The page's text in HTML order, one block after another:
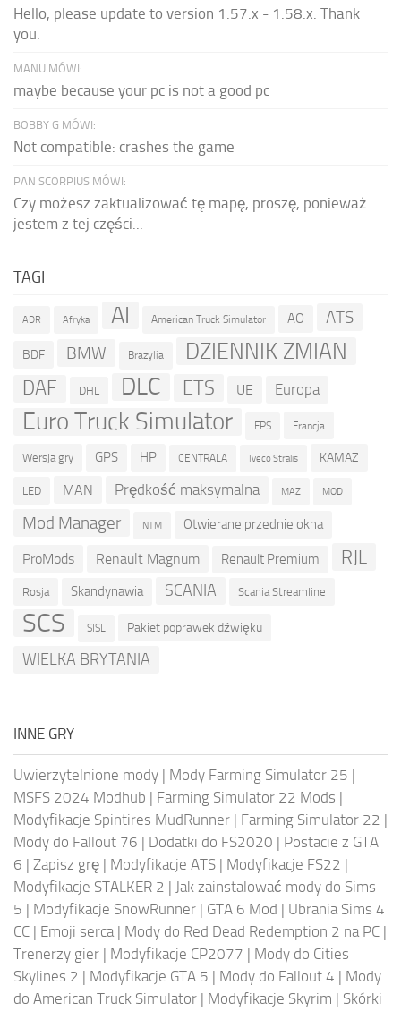
Hello, please update to version 1.57.x - 1.58.x. Thank
you.
MANU MÓWI:
maybe because your pc is not a good pc
BOBBY G MÓWI:
Not compatible: crashes the game
PAN SCORPIUS MÓWI:
Czy możesz zaktualizować tę mapę, proszę, ponieważ
jestem z tej części...
TAGI
ADR Afryka AI American Truck Simulator AO ATS
BDF BMW Brazylia DZIENNIK ZMIAN
DAF DHL DLC ETS UE Europa
Euro Truck Simulator FPS Francja
Wersja gry GPS HP CENTRALA Iveco Stralis KAMAZ
LED MAN Prędkość maksymalna MAZ MOD
Mod Manager NTM Otwierane przednie okna
ProMods Renault Magnum Renault Premium RJL
Rosja Skandynawia SCANIA Scania Streamline
SCS SISL Pakiet poprawek dźwięku
WIELKA BRYTANIA
INNE GRY
Uwierzytelnione mody | Mody Farming Simulator 25 |
MSFS 2024 Modhub | Farming Simulator 22 Mods |
Modyfikacje Spintires MudRunner | Farming Simulator 22 |
Mody do Fallout 76 | Dodatki do FS2020 | Postacie z GTA
6 | Zapisz grę | Modyfikacje ATS | Modyfikacje FS22 |
Modyfikacje STALKER 2 | Jak zainstalować mody do Sims
5 | Modyfikacje SnowRunner | GTA 6 Mod | Ubrania Sims 4
CC | Emoji serca| Mody do Red Dead Redemption 2 na PC |
Trenerzy gier | Modyfikacje CP2077 | Mody do Cities
Skylines 2 | Modyfikacje GTA 5 | Mody do Fallout 4 | Mody
do American Truck Simulator | Modyfikacje Skyrim | Skórki